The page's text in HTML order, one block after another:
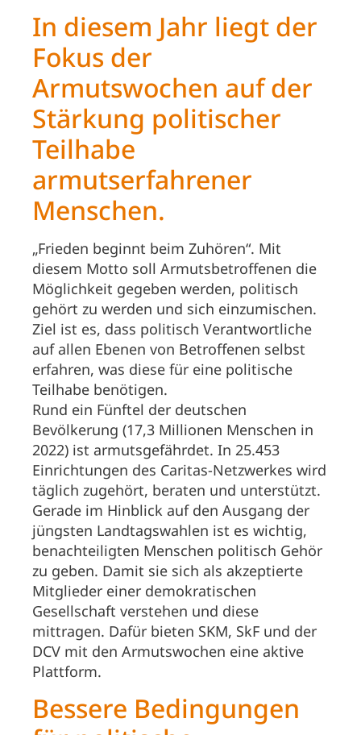
In diesem Jahr liegt der
Fokus der
Armutswochen auf der
Stärkung politischer
Teilhabe
armutserfahrener
Menschen.
„Frieden beginnt beim Zuhören“. Mit
diesem Motto soll Armutsbetroffenen die
Möglichkeit gegeben werden, politisch
gehört zu werden und sich einzumischen.
Ziel ist es, dass politisch Verantwortliche
auf allen Ebenen von Betroffenen selbst
erfahren, was diese für eine politische
Teilhabe benötigen.
Rund ein Fünftel der deutschen
Bevölkerung (17,3 Millionen Menschen in
2022) ist armutsgefährdet. In 25.453
Einrichtungen des Caritas-Netzwerkes wird
täglich zugehört, beraten und unterstützt.
Gerade im Hinblick auf den Ausgang der
jüngsten Landtagswahlen ist es wichtig,
benachteiligten Menschen politisch Gehör
zu geben. Damit sie sich als akzeptierte
Mitglieder einer demokratischen
Gesellschaft verstehen und diese
mittragen. Dafür bieten SKM, SkF und der
DCV mit den Armutswochen eine aktive
Plattform.
Bessere Bedingungen